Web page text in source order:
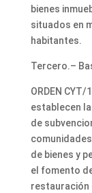
bienes
situados en
habitantes.
Tercero.–
ORDEN
establecen
de
de bienes y
el fomento
restauración